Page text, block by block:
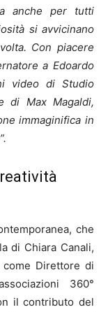
anche per tutti
si avvicinano
Con piacere
a Edoardo
video di Studio
di Max Magaldi,
immaginifica in
che
di Chiara Canali,
Direttore di
360°
il contributo del